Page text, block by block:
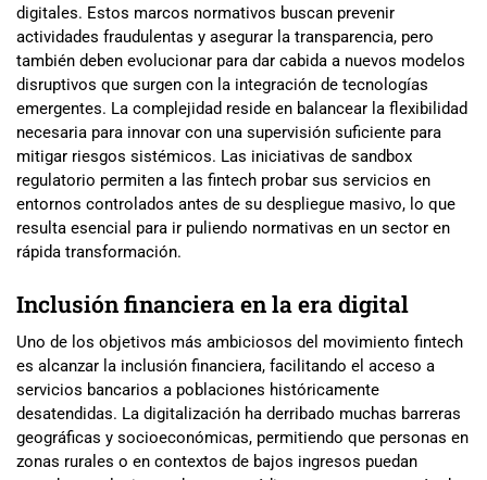
digitales. Estos marcos normativos buscan prevenir
actividades fraudulentas y asegurar la transparencia, pero
también deben evolucionar para dar cabida a nuevos modelos
disruptivos que surgen con la integración de tecnologías
emergentes. La complejidad reside en balancear la flexibilidad
necesaria para innovar con una supervisión suficiente para
mitigar riesgos sistémicos. Las iniciativas de sandbox
regulatorio permiten a las fintech probar sus servicios en
entornos controlados antes de su despliegue masivo, lo que
resulta esencial para ir puliendo normativas en un sector en
rápida transformación.
Inclusión financiera en la era digital
Uno de los objetivos más ambiciosos del movimiento fintech
es alcanzar la inclusión financiera, facilitando el acceso a
servicios bancarios a poblaciones históricamente
desatendidas. La digitalización ha derribado muchas barreras
geográficas y socioeconómicas, permitiendo que personas en
zonas rurales o en contextos de bajos ingresos puedan